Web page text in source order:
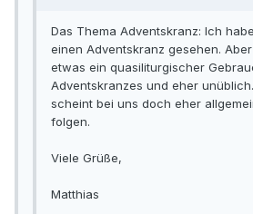
Das Thema Adventskranz: Ich
einen Adventskranz gesehen.
etwas ein quasiliturgischer
Adventskranzes und eher
scheint bei uns doch eher
folgen.
Viele Grüße,
Matthias